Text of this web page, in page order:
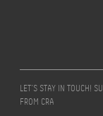
LET’S STAY IN TOUCH!
FROM CRA